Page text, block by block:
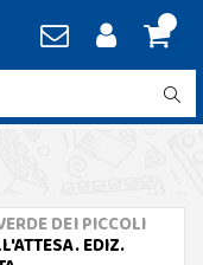
DEI PICCOLI
EDIZ.